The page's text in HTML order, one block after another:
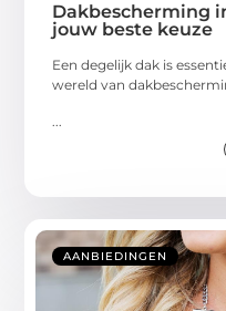
Dakbescherming
jouw beste keuze
Een degelijk dak is
wereld van
AANBIEDINGEN